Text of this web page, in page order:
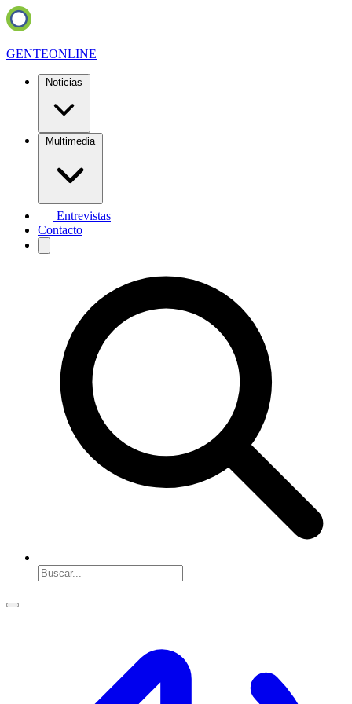
GENTEONLINE
Noticias
Multimedia
Entrevistas
Contacto